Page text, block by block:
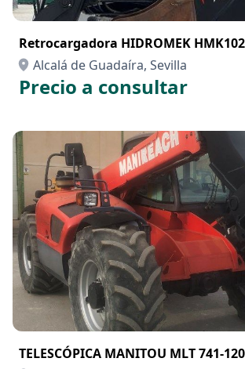
Retrocargadora HIDROMEK
Alcalá de Guadaíra, Sevilla
Precio a consultar
TELESCÓPICA MANITOU MLT 741-